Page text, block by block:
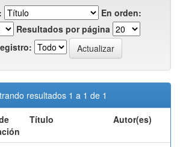
En orden:
Resultados por página
resultados 1 a 1 de 1
Título Autor(es)